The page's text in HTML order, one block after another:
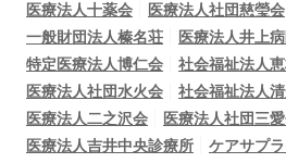
医療法人十薬会
医療法人社団慈瑩会
一般財団法人榛名荘
医療法人井上
特定医療法人博仁会
社会福祉法人
医療法人社団水火会
社会福祉法人
医療法人二之沢会
医療法人社団三
医療法人吉井中央診療所
ケアサプ